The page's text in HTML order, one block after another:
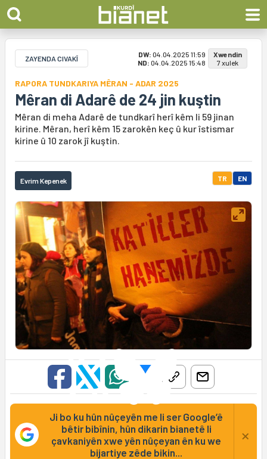
ZAYENDA CIVAKÎ DW: 04.04.2025 11:59
ND: 04.04.2025 15:48
Xwendin
7 xulek
RAPORA TUNDKARIYA MÊRAN - ADAR 2025
Mêran di Adarê de 24 jin kuştin
Mêran di meha Adarê de tundkarî herî kêm li 59 jinan
kirine. Mêran, herî kêm 15 zarokên keç û kur îstismar
kirine û 10 zarok jî kuştin.
Evrim Kepenek TR EN
Ji bo ku hûn nûçeyên me li ser Google’ê
bêtir bibînin, hûn dikarin bianetê li
çavkaniyên xwe yên nûçeyan ên ku we
bijartiye zêde bikin...
×